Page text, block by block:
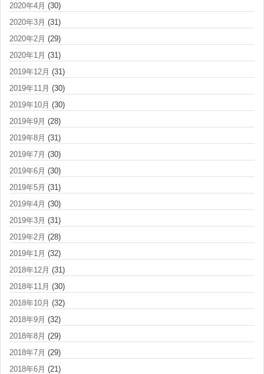
2020年4月 (30)
2020年3月 (31)
2020年2月 (29)
2020年1月 (31)
2019年12月 (31)
2019年11月 (30)
2019年10月 (30)
2019年9月 (28)
2019年8月 (31)
2019年7月 (30)
2019年6月 (30)
2019年5月 (31)
2019年4月 (30)
2019年3月 (31)
2019年2月 (28)
2019年1月 (32)
2018年12月 (31)
2018年11月 (30)
2018年10月 (32)
2018年9月 (32)
2018年8月 (29)
2018年7月 (29)
2018年6月 (21)